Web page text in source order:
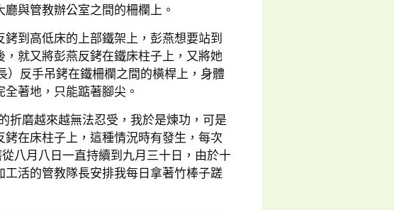
與管教辦公室之間的柵欄上。
到高低床的上部鐵架上，彭燕想要站到
就又將彭燕反銬在鐵床柱子上，又將她
）反手吊銬在鐵柵欄之間的橫桿上，身體
著地，只能踮著腳尖。
折磨越來越無法忍受，我於是煉功，可是
在床柱子上，這種情況時有發生，每次
八月八日一直持續到九月三十日，由於十
活的管教隊長安排我每日拿著竹棒子蹉